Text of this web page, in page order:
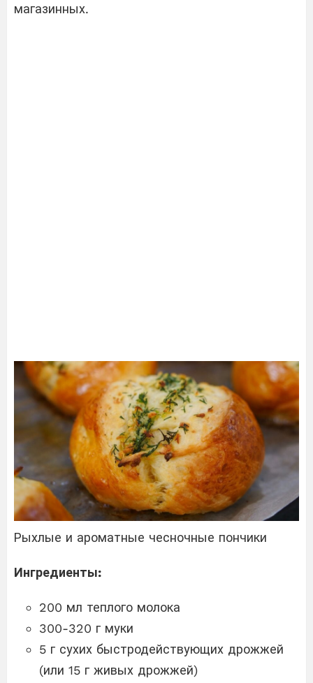
магазинных.
Рыхлые и ароматные чесночные пончики
Ингредиенты:
200 мл теплого молока
300-320 г муки
5 г сухих быстродействующих дрожжей
(или 15 г живых дрожжей)